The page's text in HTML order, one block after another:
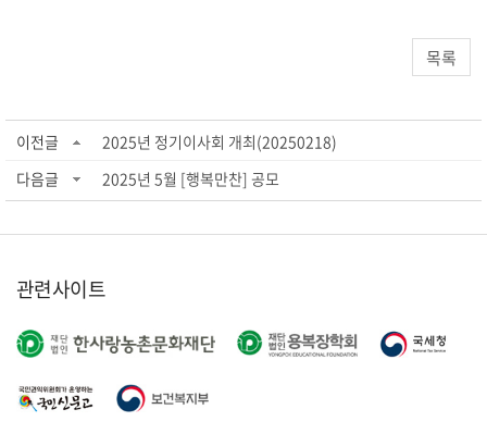
목록
이전글
2025년 정기이사회 개최(20250218)
다음글
2025년 5월 [행복만찬] 공모
관련사이트